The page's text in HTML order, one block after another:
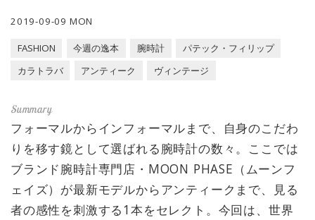
2019-09-09 MON
FASHION 今週の逸本 腕時計
パテック・フィリップ
カラトラバ
アンティーク ヴィンテージ
フォーマルからインフォーマルまで、自身のこだわ
りを移す鏡として選ばれる腕時計の数々。ここでは
ブランド腕時計専門店・MOON PHASE（ムーンフ
ェイズ）が最新モデルからアンティークまで、見る
者の感性を刺激する1本をセレクト。今回は、世界